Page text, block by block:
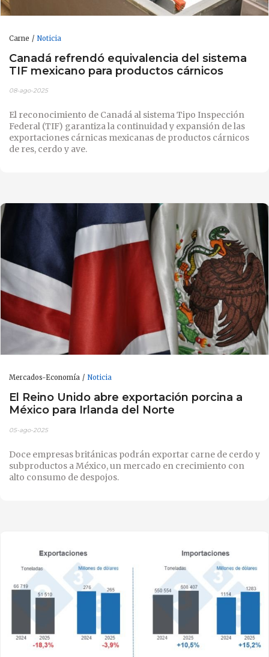
Carne Noticia
Canadá refrendó equivalencia del sistema
TIF mexicano para productos cárnicos
08-ago-2025
El reconocimiento de Canadá al sistema Tipo Inspección
Federal (TIF) garantiza la continuidad y expansión de las
exportaciones cárnicas mexicanas de productos cárnicos
de res, cerdo y ave.
Mercados-Economía Noticia
El Reino Unido abre exportación porcina a
México para Irlanda del Norte
05-ago-2025
Doce empresas británicas podrán exportar carne de cerdo y
subproductos a México, un mercado en crecimiento con
alto consumo de despojos.